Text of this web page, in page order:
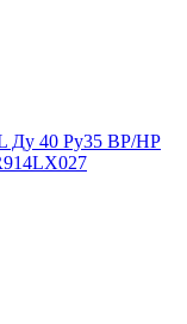
Ду 40 Ру35 ВР/НР